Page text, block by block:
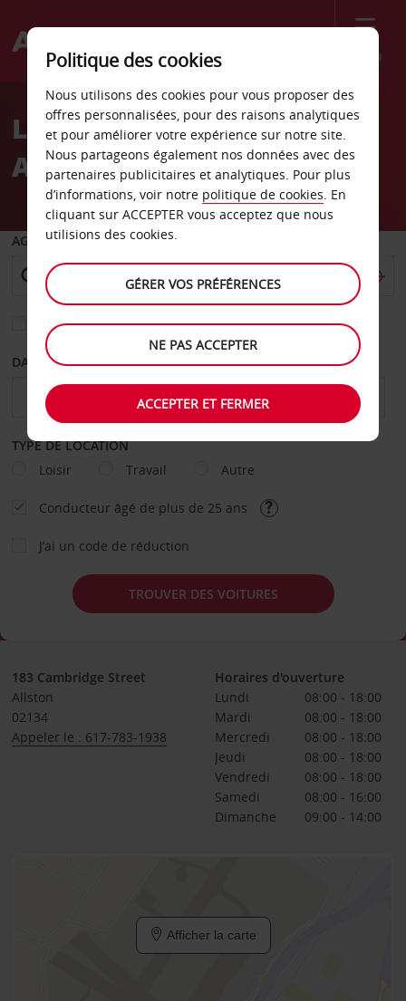
Menu
Welcome
AvisLocation de voiture
Allston - Ville
AGENCE DE DÉPART
Sélectionnez une autre agence de retour
DATE DE DÉPART DATE DE RETOUR
TYPE DE LOCATION
Loisir
Travail Autre
Conducteur âgé de plus de 25 ans
J’ai un code de réduction
TROUVER DES VOITURES
183 Cambridge Street
Allston
02134
Appeler le : 617-783-1938
Horaires d'ouverture
Lundi
08:00 - 18:00
Mardi
08:00 - 18:00
Mercredi
08:00 - 18:00
Jeudi
08:00 - 18:00
Vendredi
08:00 - 18:00
Samedi
08:00 - 16:00
Dimanche
09:00 - 14:00
Afficher la carte
Politique des cookies
Nous utilisons des cookies pour vous proposer des
offres personnalisées, pour des raisons analytiques
et pour améliorer votre expérience sur notre site.
Nous partageons également nos données avec des
partenaires publicitaires et analytiques. Pour plus
d’informations, voir notre politique de cookies. En
cliquant sur ACCEPTER vous acceptez que nous
utilisions des cookies.
GÉRER VOS PRÉFÉRENCES
NE PAS ACCEPTER
ACCEPTER ET FERMER